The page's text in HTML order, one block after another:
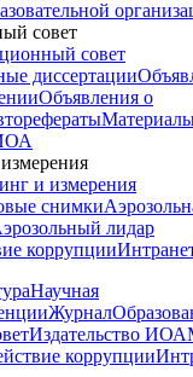
совет
совет
диссертации
Объявления о
и измерения
снимки
лидар
коррупции
Научная
Журнал
Издательство ИОА
коррупции